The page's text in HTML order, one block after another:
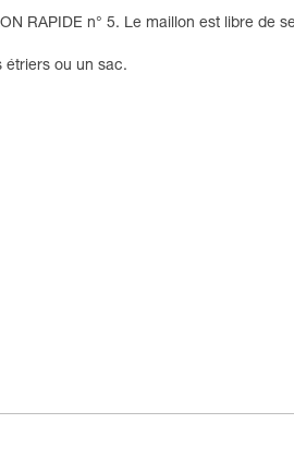
RAPIDE n° 5. Le maillon est libre
étriers ou un sac.